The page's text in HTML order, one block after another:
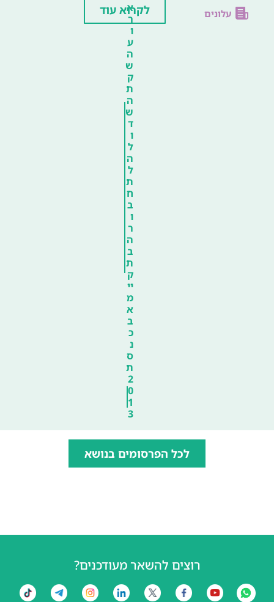
עלונים
א
ר
ו
ע
ה
ש
ק
ת
ה
ש
ד
ו
ל
ה
ל
ת
ח
ב
ו
ר
ה
ב
ת
ק
יי
מ
א
ב
כ
נ
ס
ת
2
0
1
3
לקרוא עוד
לכל הפרסומים בנושא
רוצים להשאר מעודכנים?